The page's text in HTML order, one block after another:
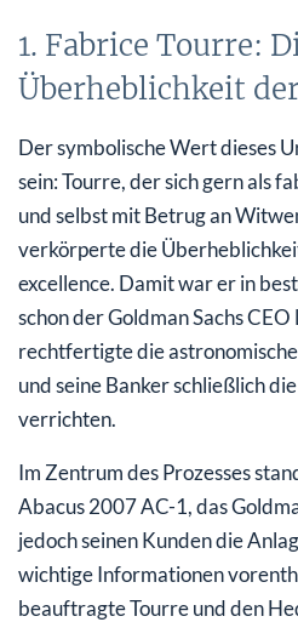
1. Fabrice Tourre:
Überheblichkeit
Der symbolische Wert dieses
sein: Tourre, der sich gern als
und selbst mit Betrug an
verkörperte die
excellence. Damit war er in
schon der Goldman Sachs
rechtfertigte die
und seine Banker schließlich
verrichten.
Im Zentrum des Prozesses
Abacus 2007 AC-1, das
jedoch seinen Kunden die
wichtige Informationen
beauftragte Tourre und den